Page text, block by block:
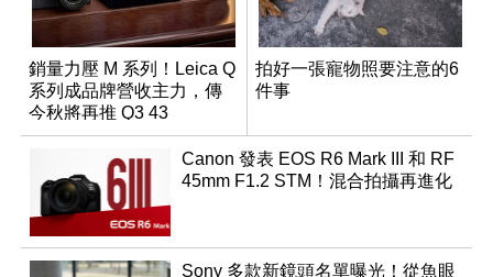
銷量力壓 M 系列！Leica Q
系列成品牌營收主力，傳
今秋將再推 Q3 43
Monochrom
拍好一張寵物照要注意的6
件事
Canon 發表 EOS R6 Mark III 和 RF
45mm F1.2 STM！混合拍攝再進化
Sony 多款新鏡頭名單曝光！從魚眼